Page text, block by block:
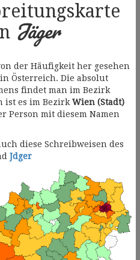
Jäger
der Häufigkeit her gesehen
Österreich. Die absolut
findet man im Bezirk
ist es im Bezirk Wien (Stadt)
Person mit diesem Namen
diese Schreibweisen des
Jdger